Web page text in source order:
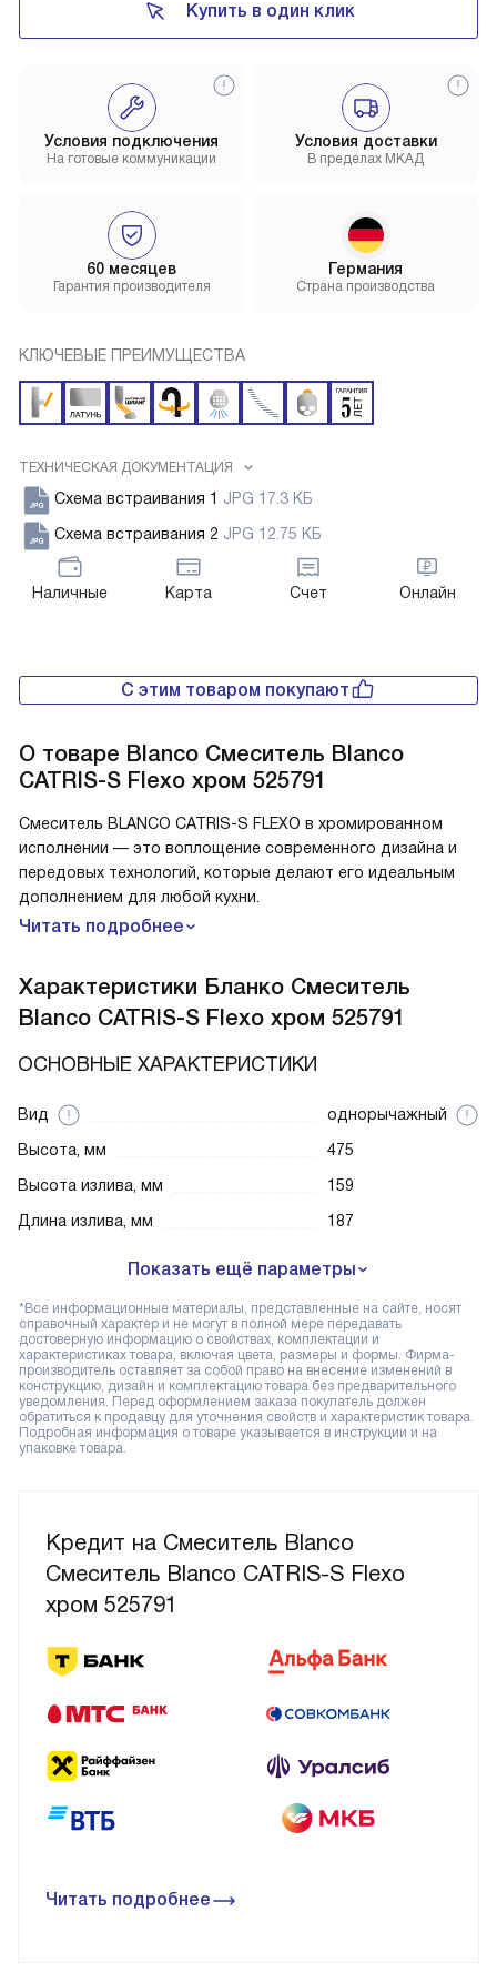
Купить в один клик
Условия доставки
В пределах МКАД
60 месяцев
Гарантия производителя
Условия подключения
На готовые коммуникации
Германия
Страна производства
КЛЮЧЕВЫЕ ПРЕИМУЩЕСТВА
ТЕХНИЧЕСКАЯ ДОКУМЕНТАЦИЯ
Схема встраивания 1 JPG 17.3 КБ
Схема встраивания 2 JPG 12.75 КБ
Наличные Карта Счет Онлайн
Кредит на Смеситель Blanco
Смеситель Blanco CATRIS-S Flexo
хром 525791
Читать подробнее
С этим товаром покупают
О товаре Blanco Смеситель Blanco
CATRIS-S Flexo хром 525791
Смеситель BLANCO CATRIS-S FLEXO в хромированном
исполнении — это воплощение современного дизайна и
передовых технологий, которые делают его идеальным
дополнением для любой кухни.
Читать подробнее
Характеристики Бланко Смеситель
Blanco CATRIS-S Flexo хром 525791
ОСНОВНЫЕ ХАРАКТЕРИСТИКИ
Вид
однорычажный
Высота, мм
475
Высота излива, мм
159
Длина излива, мм
187
Показать ещё параметры
*Все информационные материалы, представленные на сайте, носят
справочный характер и не могут в полной мере передавать
достоверную информацию о свойствах, комплектации и
характеристиках товара, включая цвета, размеры и формы. Фирма-
производитель оставляет за собой право на внесение изменений в
конструкцию, дизайн и комплектацию товара без предварительного
уведомления. Перед оформлением заказа покупатель должен
обратиться к продавцу для уточнения свойств и характеристик товара.
Подробная информация о товаре указывается в инструкции и на
упаковке товара.